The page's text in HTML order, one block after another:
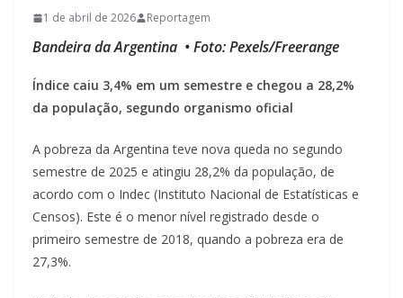
1 de abril de 2026 Reportagem
Bandeira da Argentina • Foto: Pexels/Freerange
Índice caiu 3,4% em um semestre e chegou a 28,2%
da população, segundo organismo oficial
A pobreza da Argentina teve nova queda no segundo
semestre de 2025 e atingiu 28,2% da população, de
acordo com o Indec (Instituto Nacional de Estatísticas e
Censos). Este é o menor nível registrado desde o
primeiro semestre de 2018, quando a pobreza era de
27,3%.